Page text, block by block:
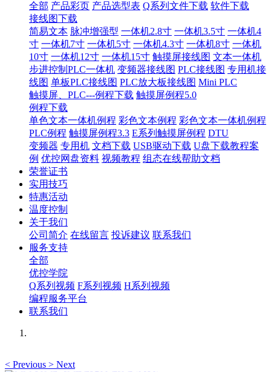
全部 产品彩页 产品选型表 Q系列文件下载 软件下载
接线图下载
简易文本 脉冲增强型 一体机2.8寸 一体机3.5寸 一体机4
寸 一体机7寸 一体机5寸 一体机4.3寸 一体机8寸 一体机
10寸 一体机12寸 一体机15寸 触摸屏接线图 文本一体机
步进控制PLC一体机 变频器接线图 PLC接线图 专用机接
线图 单板PLC接线图 PLC放大板接线图 Mini PLC
触摸屏、PLC---例程下载 触摸屏例程5.0
例程下载
单色文本一体机例程 彩色文本例程 彩色文本一体机例程
PLC例程 触摸屏例程3.3 E系列触摸屏例程 DTU
变频器 专用机 文档下载 USB驱动下载 U盘下载教程案
例 优控网盘资料 视频教程 组态在线帮助文档
荣誉证书
实用技巧
特惠活动
温度控制
关于我们
公司简介 在线留言 投诉建议 联系我们
服务支持
全部
优控学院
Q系列视频 F系列视频 H系列视频
编程服务平台
联系我们
< Previous > Next